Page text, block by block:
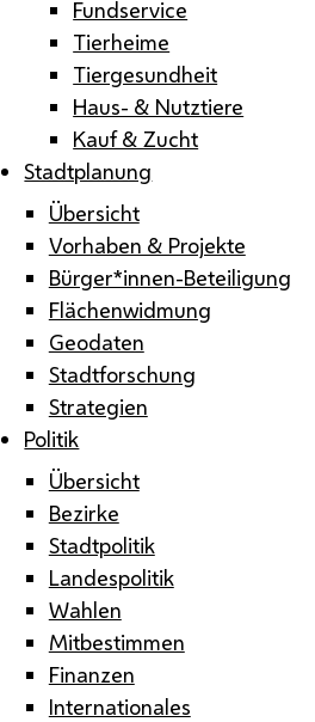
Fundservice
Tierheime
Tiergesundheit
Haus- & Nutztiere
Kauf & Zucht
Stadtplanung
Übersicht
Vorhaben & Projekte
Bürger*innen-Beteiligung
Flächenwidmung
Geodaten
Stadtforschung
Strategien
Politik
Übersicht
Bezirke
Stadtpolitik
Landespolitik
Wahlen
Mitbestimmen
Finanzen
Internationales